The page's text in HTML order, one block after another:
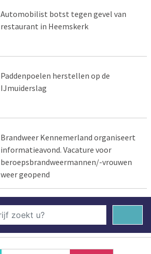
Automobilist botst tegen gevel van
restaurant in Heemskerk
Paddenpoelen herstellen op de
IJmuiderslag
Brandweer Kennemerland organiseert
informatieavond. Vacature voor
beroepsbrandweermannen/-vrouwen
weer geopend